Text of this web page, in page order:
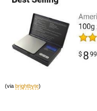
(via brightbyte)